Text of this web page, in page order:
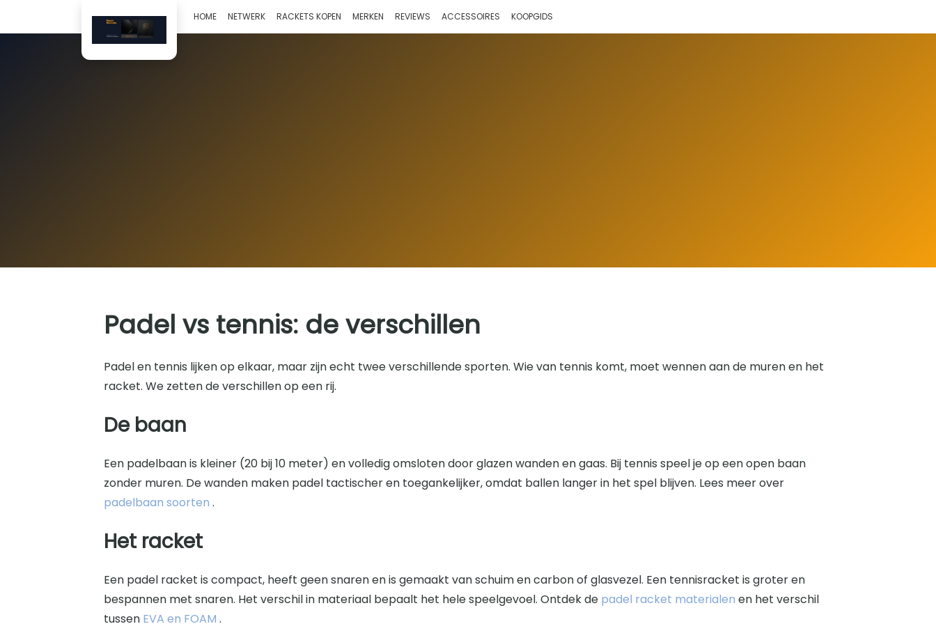
HOME NETWERK RACKETS KOPEN MERKEN REVIEWS ACCESSOIRES KOOPGIDS
Padel vs tennis: de verschillen
Padel en tennis lijken op elkaar, maar zijn echt twee verschillende sporten. Wie van tennis komt, moet wennen aan de muren en het
racket. We zetten de verschillen op een rij.
De baan
Een padelbaan is kleiner (20 bij 10 meter) en volledig omsloten door glazen wanden en gaas. Bij tennis speel je op een open baan
zonder muren. De wanden maken padel tactischer en toegankelijker, omdat ballen langer in het spel blijven. Lees meer over
padelbaan soorten .
Het racket
Een padel racket is compact, heeft geen snaren en is gemaakt van schuim en carbon of glasvezel. Een tennisracket is groter en
bespannen met snaren. Het verschil in materiaal bepaalt het hele speelgevoel. Ontdek de padel racket materialen en het verschil
tussen EVA en FOAM .